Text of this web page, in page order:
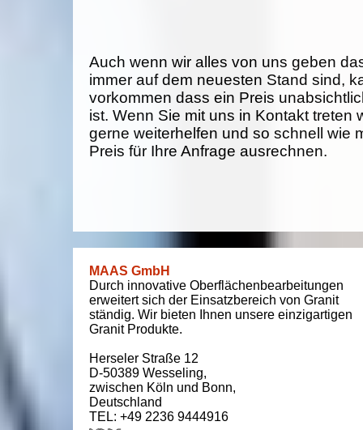
Auch wenn wir alles von uns geben
immer auf dem neuesten Stand sind,
vorkommen dass ein Preis
ist. Wenn Sie mit uns in Kontakt treten
gerne weiterhelfen und so schnell wie
Preis für Ihre Anfrage ausrechnen.
MAAS GmbH
Durch innovative Oberflächenbearbeitungen
erweitert sich der Einsatzbereich von Granit
ständig. Wir bieten Ihnen unsere einzigartigen
Granit Produkte.
Herseler Straße 12
D-50389 Wesseling,
zwischen Köln und Bonn,
Deutschland
TEL: +49 2236 9444916